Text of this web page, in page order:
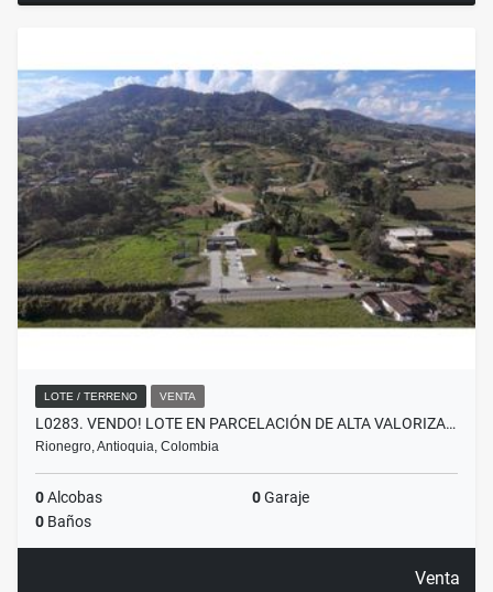
LOTE / TERRENO VENTA
L0283. VENDO! LOTE EN PARCELACIÓN DE ALTA VALORIZA…
Rionegro, Antioquia, Colombia
0Alcobas 0Garaje
0 Baños
Venta